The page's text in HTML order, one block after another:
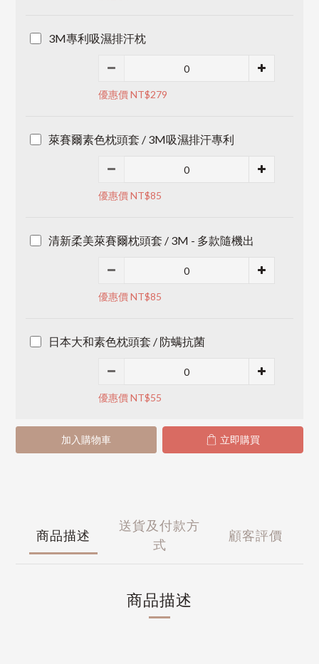
3M專利吸濕排汗枕
優惠價 NT$279
萊賽爾素色枕頭套 / 3M吸濕排汗專利
優惠價 NT$85
清新柔美萊賽爾枕頭套 / 3M - 多款隨機出
優惠價 NT$85
日本大和素色枕頭套 / 防螨抗菌
優惠價 NT$55
加入購物車 立即購買
商品描述
送貨及付款方
式
顧客評價
商品描述